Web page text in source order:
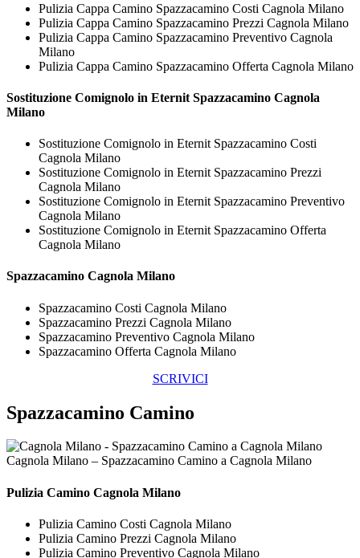
Pulizia Cappa Camino Spazzacamino Costi Cagnola Milano
Pulizia Cappa Camino Spazzacamino Prezzi Cagnola Milano
Pulizia Cappa Camino Spazzacamino Preventivo Cagnola
Milano
Pulizia Cappa Camino Spazzacamino Offerta Cagnola Milano
Sostituzione Comignolo in Eternit Spazzacamino Cagnola
Milano
Sostituzione Comignolo in Eternit Spazzacamino Costi
Cagnola Milano
Sostituzione Comignolo in Eternit Spazzacamino Prezzi
Cagnola Milano
Sostituzione Comignolo in Eternit Spazzacamino Preventivo
Cagnola Milano
Sostituzione Comignolo in Eternit Spazzacamino Offerta
Cagnola Milano
Spazzacamino Cagnola Milano
Spazzacamino Costi Cagnola Milano
Spazzacamino Prezzi Cagnola Milano
Spazzacamino Preventivo Cagnola Milano
Spazzacamino Offerta Cagnola Milano
SCRIVICI
Spazzacamino Camino
Cagnola Milano – Spazzacamino Camino a Cagnola Milano
Pulizia Camino Cagnola Milano
Pulizia Camino Costi Cagnola Milano
Pulizia Camino Prezzi Cagnola Milano
Pulizia Camino Preventivo Cagnola Milano